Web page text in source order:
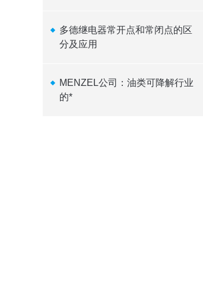
多德继电器常开点和常闭点的区
分及应用
MENZEL公司：油类可降解行业
的*